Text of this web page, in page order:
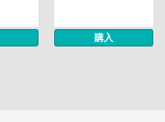
購入